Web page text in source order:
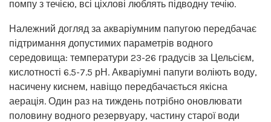
помпу з течією, всі ціхлові люблять підводну течію.
Належний догляд за акваріумним папугою передбачає
підтримання допустимих параметрів водного
середовища: температури 23-26 градусів за Цельсієм,
кислотності 6.5-7.5 рН. Акваріумні папуги воліють воду,
насичену киснем, навіщо передбачається якісна
аерація. Один раз на тиждень потрібно оновлювати
половину водного резервуару, частину старої води